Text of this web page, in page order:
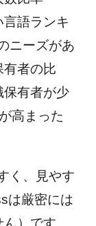
言語ランキ
ニーズがあ
有者の比
保有者が少
高まった
く、見やす
は厳密には
）です。